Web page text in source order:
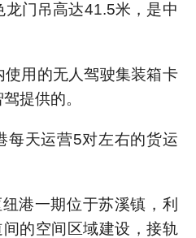
门吊高达41.5米，是中
使用的无人驾驶集装箱卡
提供的。
每天运营5对左右的货运
港一期位于苏溪镇，利
的空间区域建设，接轨